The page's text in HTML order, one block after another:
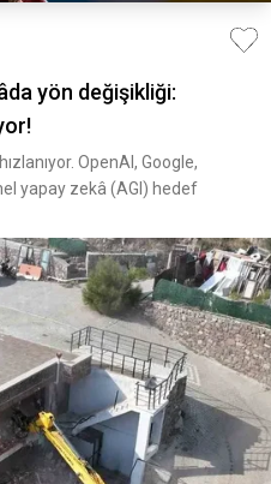
yön değişikliği:
OpenAI, Google,
yapay zekâ (AGI) hedef